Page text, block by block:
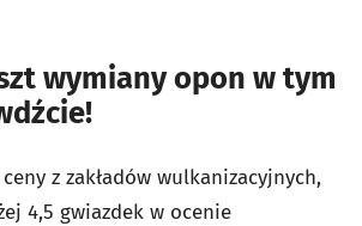
wymiany opon w tym
z zakładów wulkanizacyjnych,
4,5 gwiazdek w ocenie